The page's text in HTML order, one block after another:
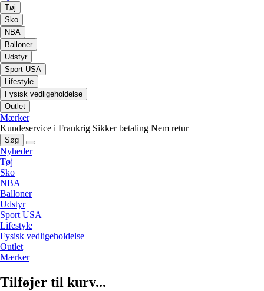
Tøj
Sko
NBA
Balloner
Udstyr
Sport USA
Lifestyle
Fysisk vedligeholdelse
Outlet
Mærker
Kundeservice i Frankrig Sikker betaling Nem retur
Søg
Nyheder
Tøj
Sko
NBA
Balloner
Udstyr
Sport USA
Lifestyle
Fysisk vedligeholdelse
Outlet
Mærker
Tilføjer til kurv...